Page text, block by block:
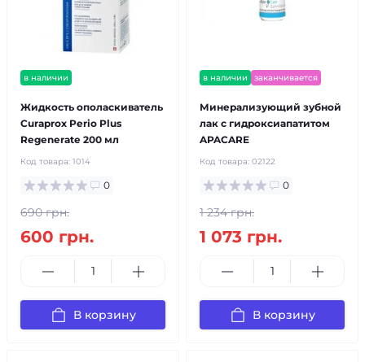
в наличии
Жидкость ополаскиватель
Curaprox Perio Plus
Regenerate 200 мл
Код товара: 1014
0
690 грн.
600 грн.
В корзину
в наличии заканчивается
Минерализующий зубной
лак с гидроксиапатитом
APACARE
Код товара: 02122
0
1 234 грн.
1 073 грн.
В корзину